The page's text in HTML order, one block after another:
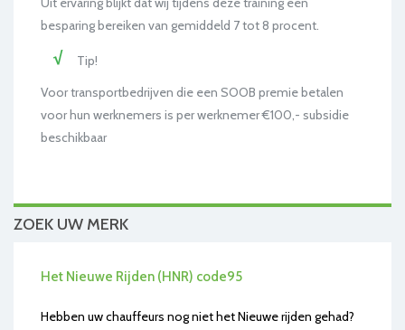
besparing bereiken van gemiddeld 7 tot 8 procent.
Tip!
Voor transportbedrijven die een SOOB premie betalen
voor hun werknemers is per werknemer €100,- subsidie
beschikbaar
ZOEK UW MERK
Het Nieuwe Rijden (HNR) code95
Hebben uw chauffeurs nog niet het Nieuwe rijden gehad?